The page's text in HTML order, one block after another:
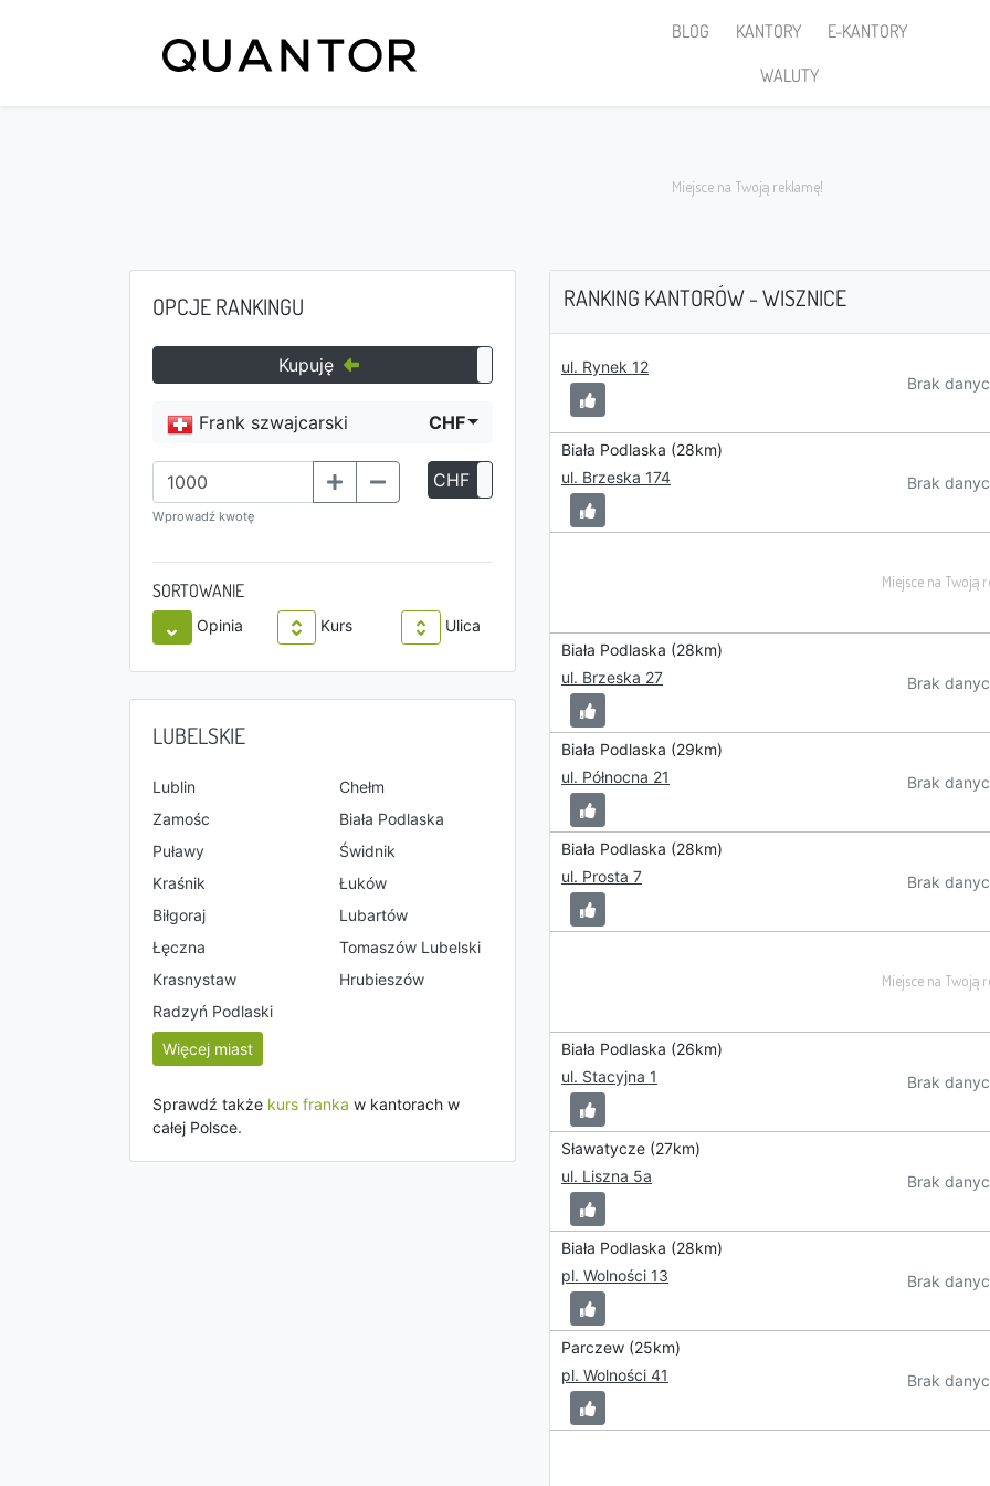
BLOG KANTORY
E-KANTORY
WALUTY
OPCJE RANKINGU
Kupuję Sprzedaję
Frank szwajcarski CHF
Wprowadź kwotę
CHF
SORTOWANIE
Opinia Kurs Ulica
LUBELSKIE
Lublin
Chełm
Zamośc
Biała Podlaska
Puławy
Świdnik
Kraśnik
Łuków
Biłgoraj
Lubartów
Łęczna
Tomaszów Lubelski
Krasnystaw
Hrubieszów
Radzyń Podlaski
Więcej miast
Sprawdź także kurs franka w kantorach w
całej Polsce.
RANKING KANTORÓW - WISZNICE
ul. Rynek 12
Brak
Biała Podlaska (28km)
ul. Brzeska 174
Brak
Biała Podlaska (28km)
ul. Brzeska 27
Brak
Biała Podlaska (29km)
ul. Północna 21
Brak
Biała Podlaska (28km)
ul. Prosta 7
Brak
Biała Podlaska (26km)
ul. Stacyjna 1
Brak
Sławatycze (27km)
ul. Liszna 5a
Brak
Biała Podlaska (28km)
pl. Wolności 13
Brak
Parczew (25km)
pl. Wolności 41
Brak